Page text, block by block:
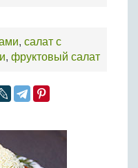
, салат с
, фруктовый салат